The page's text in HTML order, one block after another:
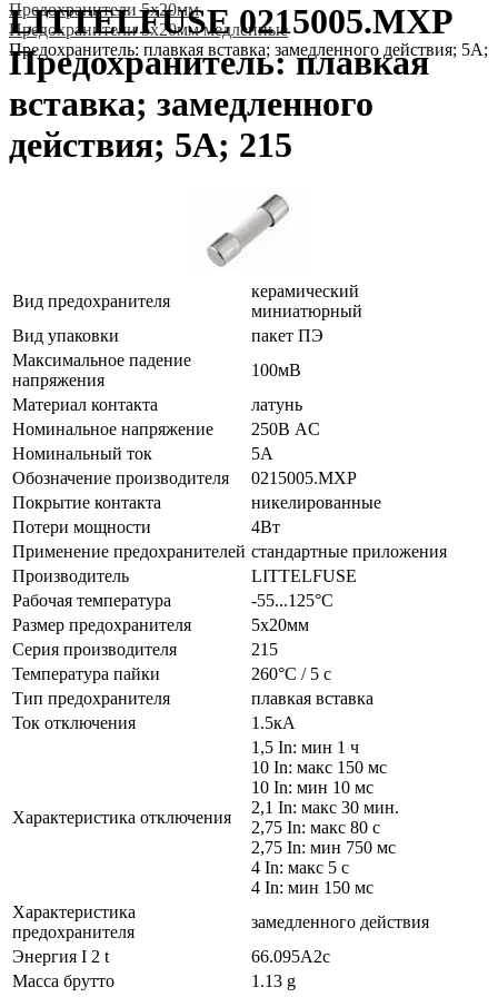
Предохранители 5x20мм
Предохранители 5x20мм медленные
Предохранитель: плавкая вставка; замедленного действия; 5А;
LITTELFUSE 0215005.MXP
Предохранитель: плавкая
вставка; замедленного
действия; 5А; 215
Вид предохранителя
керамический
миниатюрный
Вид упаковки
пакет ПЭ
Максимальное падение
напряжения
100мВ
Материал контакта
латунь
Номинальное напряжение
250В AC
Номинальный ток
5А
Обозначение производителя
0215005.MXP
Покрытие контакта
никелированные
Потери мощности
4Вт
Применение предохранителей стандартные приложения
Производитель
LITTELFUSE
Рабочая температура
-55...125°C
Размер предохранителя
5x20мм
Серия производителя
215
Температура пайки
260°C / 5 с
Тип предохранителя
плавкая вставка
Ток отключения
1.5кА
Характеристика отключения
1,5 In: мин 1 ч
10 In: макс 150 мс
10 In: мин 10 мс
2,1 In: макс 30 мин.
2,75 In: макс 80 с
2,75 In: мин 750 мс
4 In: макс 5 с
4 In: мин 150 мс
Характеристика
предохранителя
замедленного действия
Энергия I 2 t
66.095А2с
Масса брутто
1.13 g